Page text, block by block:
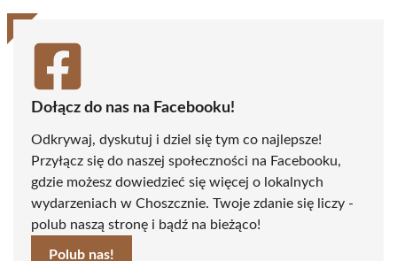
Dołącz do nas na Facebooku!
Odkrywaj, dyskutuj i dziel się tym co najlepsze!
Przyłącz się do naszej społeczności na Facebooku,
gdzie możesz dowiedzieć się więcej o lokalnych
wydarzeniach w Choszcznie. Twoje zdanie się liczy -
polub naszą stronę i bądź na bieżąco!
Polub nas!